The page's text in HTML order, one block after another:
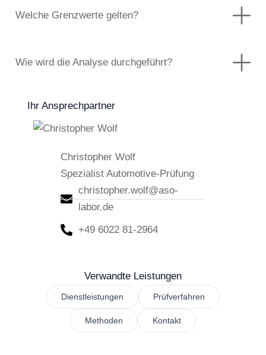
Welche Grenzwerte gelten?
Wie wird die Analyse durchgeführt?
Ihr Ansprechpartner
Christopher Wolf
Spezialist Automotive-Prüfung
christopher.wolf@aso-
labor.de
+49 6022 81-2964
Verwandte Leistungen
Dienstleistungen Prüfverfahren
Methoden Kontakt